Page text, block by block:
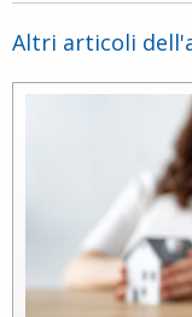
Altri articoli